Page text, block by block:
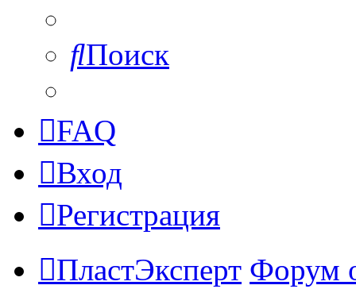
Поиск
FAQ
Вход
Регистрация
ПластЭксперт Форум